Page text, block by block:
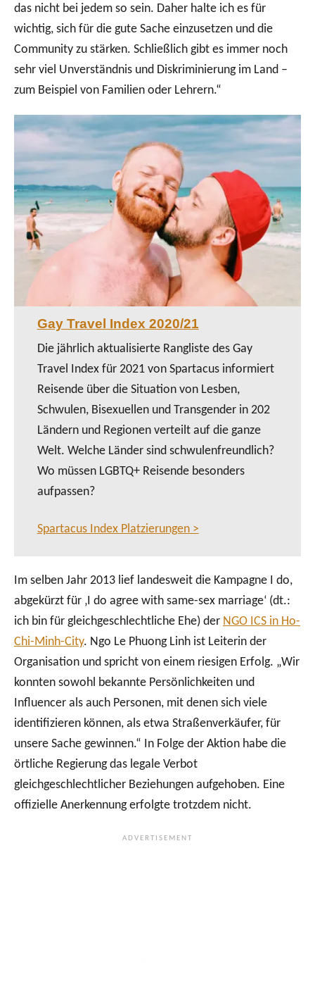
das nicht bei jedem so sein. Daher halte ich es für
wichtig, sich für die gute Sache einzusetzen und die
Community zu stärken. Schließlich gibt es immer noch
sehr viel Unverständnis und Diskriminierung im Land –
zum Beispiel von Familien oder Lehrern.“
Gay Travel Index 2020/21
Die jährlich aktualisierte Rangliste des Gay
Travel Index für 2021 von Spartacus informiert
Reisende über die Situation von Lesben,
Schwulen, Bisexuellen und Transgender in 202
Ländern und Regionen verteilt auf die ganze
Welt. Welche Länder sind schwulenfreundlich?
Wo müssen LGBTQ+ Reisende besonders
aufpassen?
Spartacus Index Platzierungen >
Im selben Jahr 2013 lief landesweit die Kampagne I do,
abgekürzt für ‚I do agree with same-sex marriage‘ (dt.:
ich bin für gleichgeschlechtliche Ehe) der NGO ICS in Ho-
Chi-Minh-City. Ngo Le Phuong Linh ist Leiterin der
Organisation und spricht von einem riesigen Erfolg. „Wir
konnten sowohl bekannte Persönlichkeiten und
Influencer als auch Personen, mit denen sich viele
identifizieren können, als etwa Straßenverkäufer, für
unsere Sache gewinnen.“ In Folge der Aktion habe die
örtliche Regierung das legale Verbot
gleichgeschlechtlicher Beziehungen aufgehoben. Eine
offizielle Anerkennung erfolgte trotzdem nicht.